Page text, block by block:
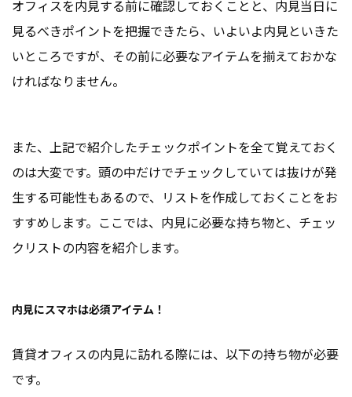
オフィスを内見する前に確認しておくことと、内見当日に
見るべきポイントを把握できたら、いよいよ内見といきた
いところですが、その前に必要なアイテムを揃えておかな
ければなりません。
また、上記で紹介したチェックポイントを全て覚えておく
のは大変です。頭の中だけでチェックしていては抜けが発
生する可能性もあるので、リストを作成しておくことをお
すすめします。ここでは、内見に必要な持ち物と、チェッ
クリストの内容を紹介します。
内見にスマホは必須アイテム！
賃貸オフィスの内見に訪れる際には、以下の持ち物が必要
です。